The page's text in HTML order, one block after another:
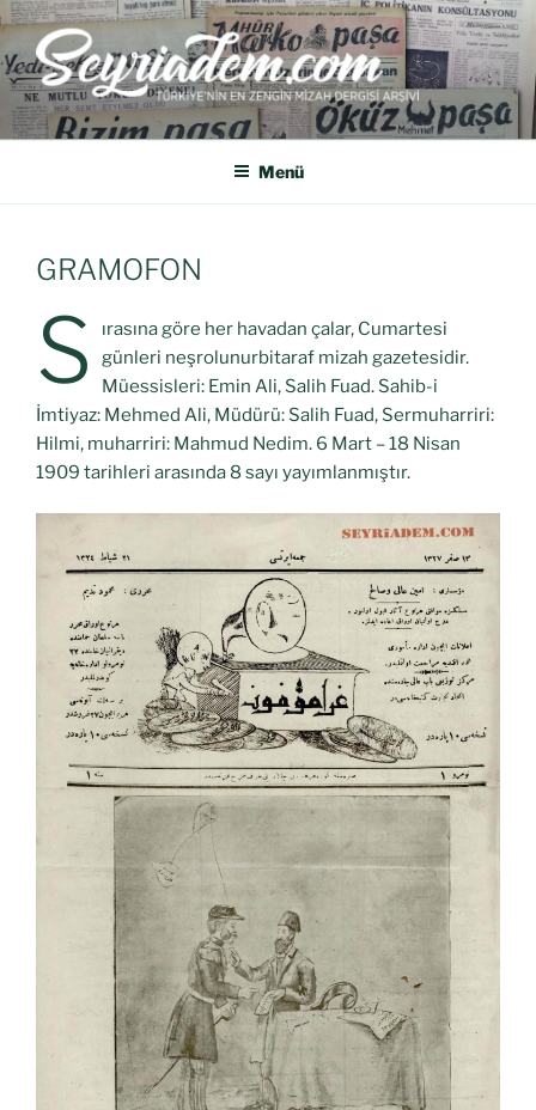
SEYRIADEM
Türkiye'nin En Zengin Mizah Dergisi Arşividir.
Menü
GRAMOFON
S
ırasına göre her havadan çalar, Cumartesi
günleri neşrolunurbitaraf mizah gazetesidir.
Müessisleri: Emin Ali, Salih Fuad. Sahib-i
İmtiyaz: Mehmed Ali, Müdürü: Salih Fuad, Sermuharriri:
Hilmi, muharriri: Mahmud Nedim. 6 Mart – 18 Nisan
1909 tarihleri arasında 8 sayı yayımlanmıştır.